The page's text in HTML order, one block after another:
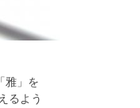
雅」を
るよう